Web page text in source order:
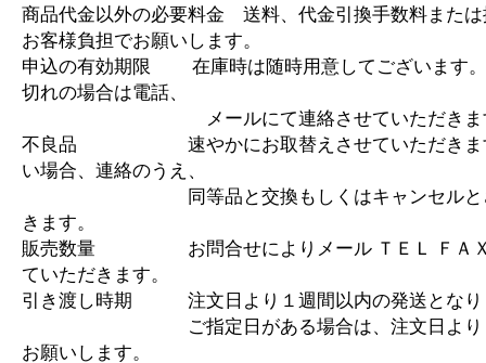
商品代金以外の必要料金 送料、代金引換手数料また
お客様負担でお願いします。
申込の有効期限 在庫時は随時用意してございます
切れの場合は電話、
メールにて連絡させていただきま
不良品 速やかにお取替えさせていただきま
い場合、連絡のうえ、
同等品と交換もしくはキャンセルとさ
きます。
販売数量 お問合せによりメール ＴＥＬ ＦＡＸ
ていただきます。
引き渡し時期 注文日より１週間以内の発送となり
ご指定日がある場合は、注文日より１
お願いします。